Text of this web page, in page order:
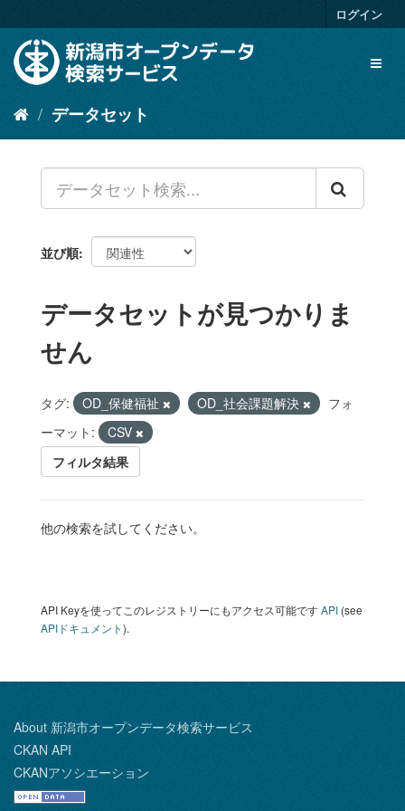
キ
容
ログイン
データセット
並び順
データセットが見つかりま
せん
タグ: OD_保健福祉 OD_社会課題解決
フォ
ーマット:
CSV
フィルタ結果
他の検索を試してください。
API Keyを使ってこのレジストリーにもアクセス可能ですAPI (see
APIドキュメント).
About 新潟市オープンデータ検索サービス
CKAN API
CKANアソシエーション